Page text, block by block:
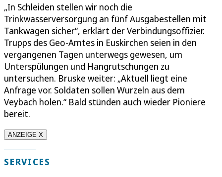
„In Schleiden stellen wir noch die
Trinkwasserversorgung an fünf Ausgabestellen mit
Tankwagen sicher“, erklärt der Verbindungsoffizier.
Trupps des Geo-Amtes in Euskirchen seien in den
vergangenen Tagen unterwegs gewesen, um
Unterspülungen und Hangrutschungen zu
untersuchen. Bruske weiter: „Aktuell liegt eine
Anfrage vor. Soldaten sollen Wurzeln aus dem
Veybach holen.“ Bald stünden auch wieder Pioniere
bereit.
ANZEIGE X
SERVICES